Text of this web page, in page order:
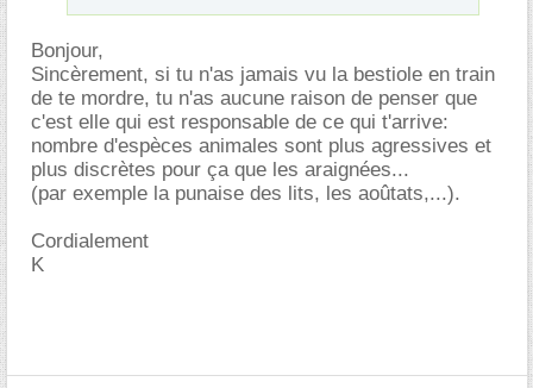
Bonjour,
Sincèrement, si tu n'as jamais vu la bestiole en train
de te mordre, tu n'as aucune raison de penser que
c'est elle qui est responsable de ce qui t'arrive:
nombre d'espèces animales sont plus agressives et
plus discrètes pour ça que les araignées...
(par exemple la punaise des lits, les aoûtats,...).
Cordialement
K